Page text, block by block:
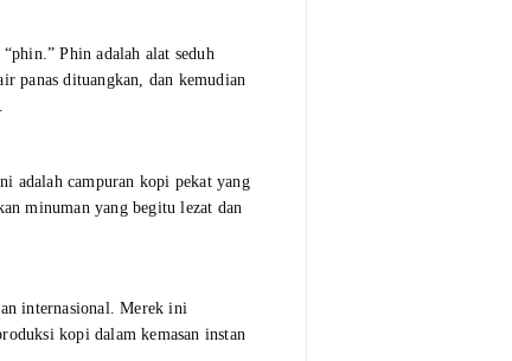
Phin adalah alat seduh
panas dituangkan, dan kemudian
adalah campuran kopi pekat yang
minuman yang begitu lezat dan
internasional. Merek ini
kopi dalam kemasan instan